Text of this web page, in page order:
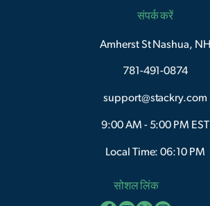
संपर्क करें
Amherst St Nashua, NH
781-491-0874
support@stackry.com
9:00 AM - 5:00 PM EST
Local Time: 06:10 PM
सोशल लिंक